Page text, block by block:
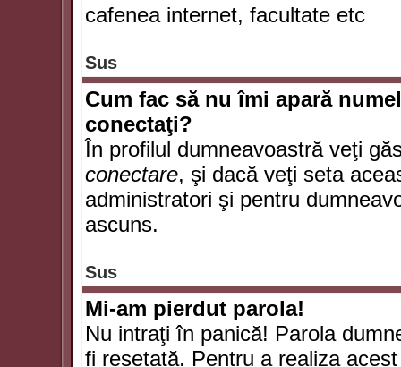
cafenea internet, facultate etc
Sus
Cum fac să nu îmi apară
conectaţi?
În profilul dumneavoastră veţi
conectare, şi dacă veţi seta
administratori şi pentru
ascuns.
Sus
Mi-am pierdut parola!
Nu intraţi în panică! Parola
fi resetată. Pentru a realiza